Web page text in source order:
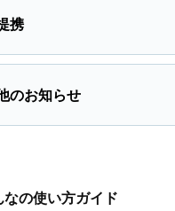
携
のお知らせ
なの使い方ガイド